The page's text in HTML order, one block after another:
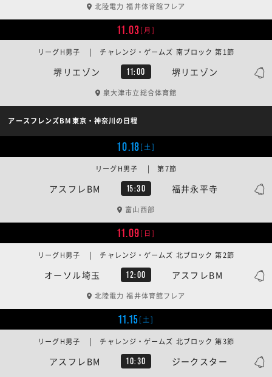
北陸電力 福井体育館フレア
11.03[月]
堺リエゾン 11:00 堺リエゾン
リーグH男子 | チャレンジ・ゲームズ 南ブロック 第1節
泉大津市立総合体育館
アースフレンズBM東京・神奈川の日程
10.18[土]
アスフレBM 15:30 福井永平寺
リーグH男子 | 第7節
富山西部
11.09[日]
オーソル埼玉 12:00 アスフレBM
リーグH男子 | チャレンジ・ゲームズ 北ブロック 第2節
北陸電力 福井体育館フレア
11.15[土]
アスフレBM 10:30 ジークスター
リーグH男子 | チャレンジ・ゲームズ 北ブロック 第3節